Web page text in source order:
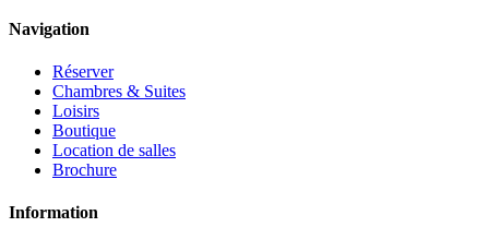
Navigation
Réserver
Chambres & Suites
Loisirs
Boutique
Location de salles
Brochure
Information